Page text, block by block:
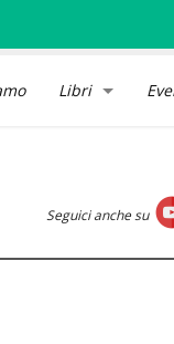
Libri
Seguici anche su